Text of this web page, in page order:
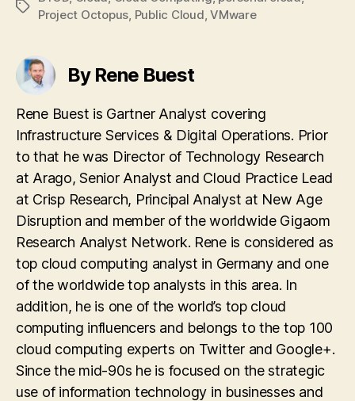
Tags
Project Octopus, Public Cloud,VMware
By Rene Buest
Rene Buest is Gartner Analyst covering
Infrastructure Services & Digital Operations. Prior
to that he was Director of Technology Research
at Arago, Senior Analyst and Cloud Practice Lead
at Crisp Research, Principal Analyst at New Age
Disruption and member of the worldwide Gigaom
Research Analyst Network. Rene is considered as
top cloud computing analyst in Germany and one
of the worldwide top analysts in this area. In
addition, he is one of the world’s top cloud
computing influencers and belongs to the top 100
cloud computing experts on Twitter and Google+.
Since the mid-90s he is focused on the strategic
use of information technology in businesses and